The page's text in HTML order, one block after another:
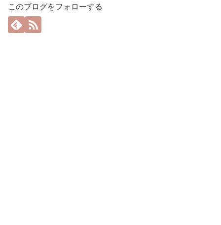
このブログをフォローする